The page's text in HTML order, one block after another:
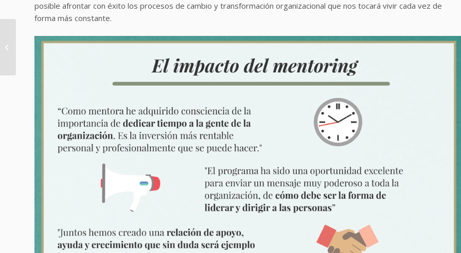
posible afrontar con éxito los procesos de cambio y transformación organizacional que nos tocará vivir cada vez de
forma más constante.
del Mentoring para la